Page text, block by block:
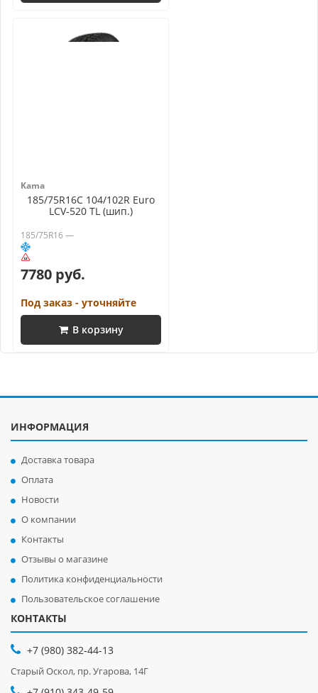
Kama
185/75R16C 104/102R Euro
LCV-520 TL (шип.)
185/75R16 —
7780 руб.
Под заказ - уточняйте
В корзину
ИНФОРМАЦИЯ
Доставка товара
Оплата
Новости
О компании
Контакты
Отзывы о магазине
Политика конфиденциальности
Пользовательское соглашение
КОНТАКТЫ
+7 (980) 382-44-13
Старый Оскол, пр. Угарова, 14Г